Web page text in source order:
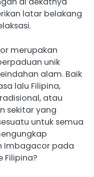
latar belakang
merupakan
unik
alam. Baik
lalu Filipina,
atau
sekitar yang
untuk semua
Imbagacor pada
Filipina?